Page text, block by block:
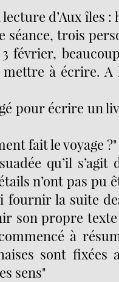
d’Aux îles
séance, trois
février,
à écrire. A
pour écrire un
fait le voyage ?"
qu’il s’agit
n’ont pas pu
fournir la suite
son propre
à
sont fixées
sens"